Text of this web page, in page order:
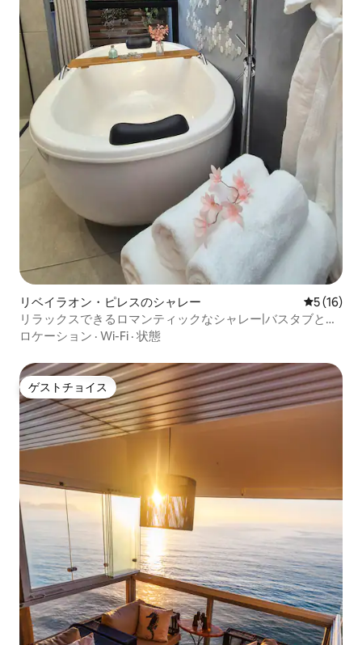
リベイラオン・ピレスのシャレー レビュー
5 (16)
リラックスできるロマンティックなシャレー|バスタブと暖
炉
ロケーション · Wi-Fi · 状態
ゲストチョイス
ゲストチョイス